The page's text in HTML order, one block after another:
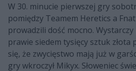
W 30. minucie pierwszej gry
pomiędzy Teamem Heretics a
prowadzili dość mocno.
prawie siedem tysięcy sztuk złota
się, że zwycięstwo mają już w
gry wkroczył Mikyx. Słoweniec